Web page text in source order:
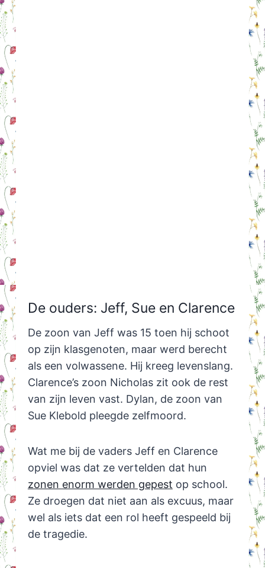
De ouders: Jeff, Sue en Clarence
De zoon van Jeff was 15 toen hij schoot
op zijn klasgenoten, maar werd berecht
als een volwassene. Hij kreeg levenslang.
Clarence’s zoon Nicholas zit ook de rest
van zijn leven vast. Dylan, de zoon van
Sue Klebold pleegde zelfmoord.
Wat me bij de vaders Jeff en Clarence
opviel was dat ze vertelden dat hun
zonen enorm werden gepest op school.
Ze droegen dat niet aan als excuus, maar
wel als iets dat een rol heeft gespeeld bij
de tragedie.